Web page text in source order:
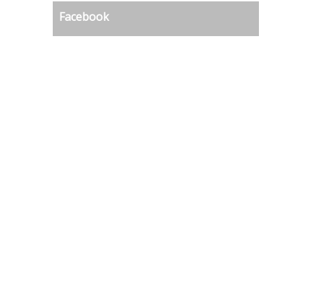
Facebook